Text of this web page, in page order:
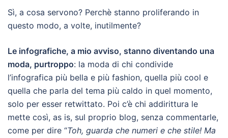
Sì, a cosa servono? Perchè stanno proliferando in
questo modo, a volte, inutilmente?
Le infografiche, a mio avviso, stanno diventando una
moda, purtroppo: la moda di chi condivide
l’infografica più bella e più fashion, quella più cool e
quella che parla del tema più caldo in quel momento,
solo per esser retwittato. Poi c’è chi addirittura le
mette così, as is, sul proprio blog, senza commentarle,
come per dire “Toh, guarda che numeri e che stile! Ma